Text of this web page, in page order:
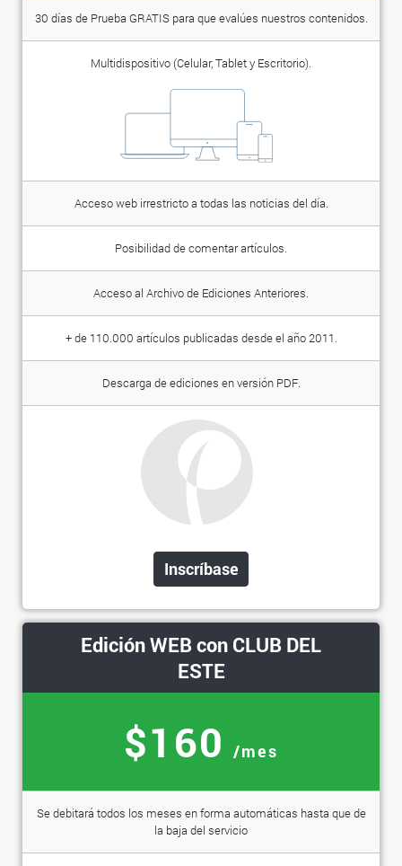
30 días de Prueba GRATIS para que evalúes nuestros contenidos.
Multidispositivo (Celular, Tablet y Escritorio).
Acceso web irrestricto a todas las noticias del día.
Posibilidad de comentar artículos.
Acceso al Archivo de Ediciones Anteriores.
+ de 110.000 artículos publicadas desde el año 2011.
Descarga de ediciones en versión PDF.
Inscríbase
Edición WEB con CLUB DEL
ESTE
$160 /mes
Se debitará todos los meses en forma automáticas hasta que de
la baja del servicio